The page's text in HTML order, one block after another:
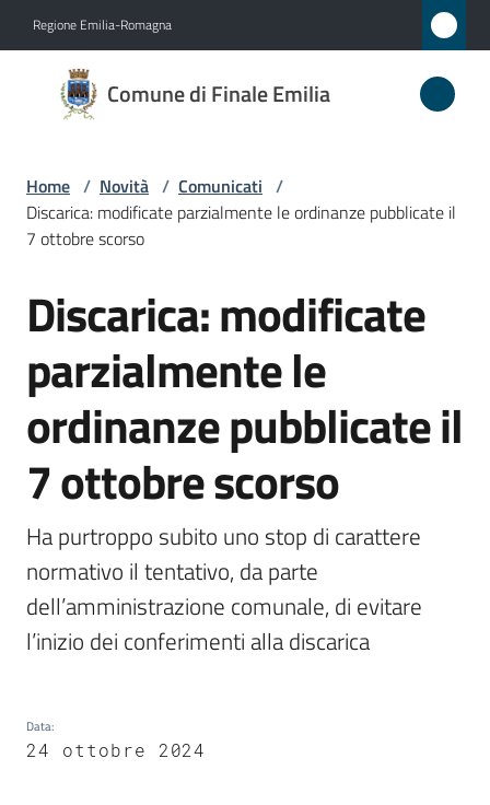
Regione Emilia-Romagna
Comune di Finale Emilia
Comune
di
Emilia
Novità
Menu selezionato
Servizi
Vivere
il
Comune
Prenotazione
A
l
Home / Novità / Comunicati /
Discarica: modificate parzialmente le ordinanze pubblicate il
7 ottobre scorso
Salta al contenuto
Discarica: modificate
parzialmente le
ordinanze pubblicate il
7 ottobre scorso
Ha purtroppo subito uno stop di carattere
normativo il tentativo, da parte
dell’amministrazione comunale, di evitare
l’inizio dei conferimenti alla discarica
Data:
24 ottobre 2024